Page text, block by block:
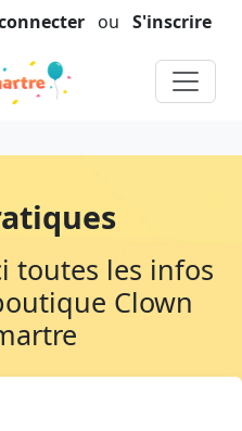
ou S'inscrire
toutes les infos
Clown